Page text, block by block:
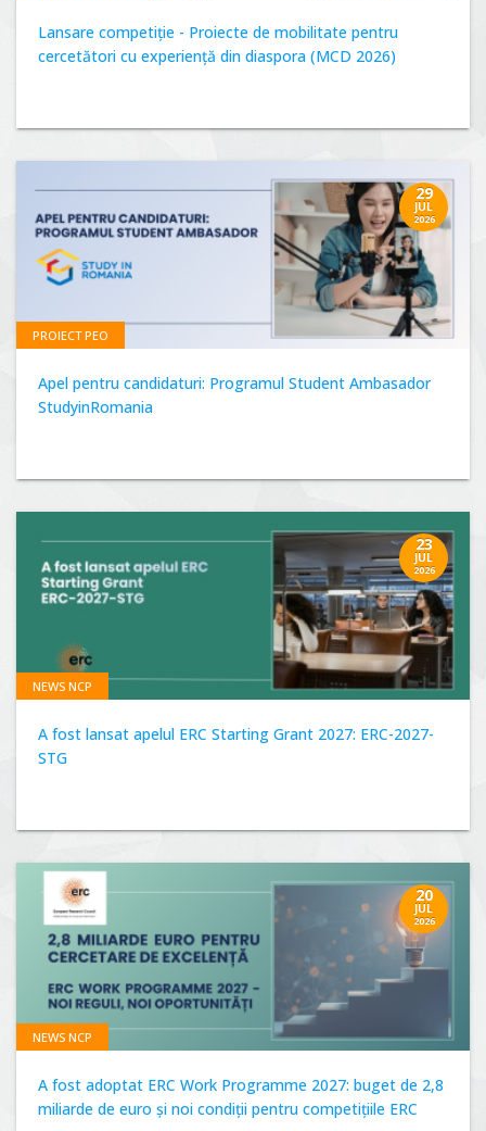
Lansare competiție - Proiecte de mobilitate pentru
cercetători cu experiență din diaspora (MCD 2026)
29
JUL
2026
PROIECT PEO
Apel pentru candidaturi: Programul Student Ambasador
StudyinRomania
23
JUL
2026
NEWS NCP
A fost lansat apelul ERC Starting Grant 2027: ERC-2027-
STG
20
JUL
2026
NEWS NCP
A fost adoptat ERC Work Programme 2027: buget de 2,8
miliarde de euro și noi condiții pentru competițiile ERC